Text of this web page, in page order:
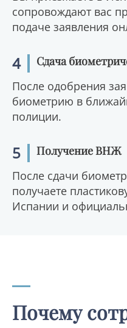
сопровождают вас
подаче заявления
4
Сдача
После одобрения
биометрию в
полиции.
5
Получение ВНЖ
После сдачи
получаете
Испании и
Почему